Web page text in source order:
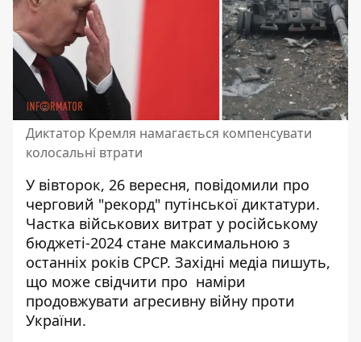
Диктатор Кремля намагається компенсувати
колосальні втрати
У вівторок, 26 вересня, повідомили про
черговий "рекорд" путінської диктатури.
Частка військових витрат у російському
бюджеті-2024 стане максимальною з
останніх років СРСР. Західні медіа пишуть,
що може свідчити про наміри
продовжувати агресивну війну проти
України.